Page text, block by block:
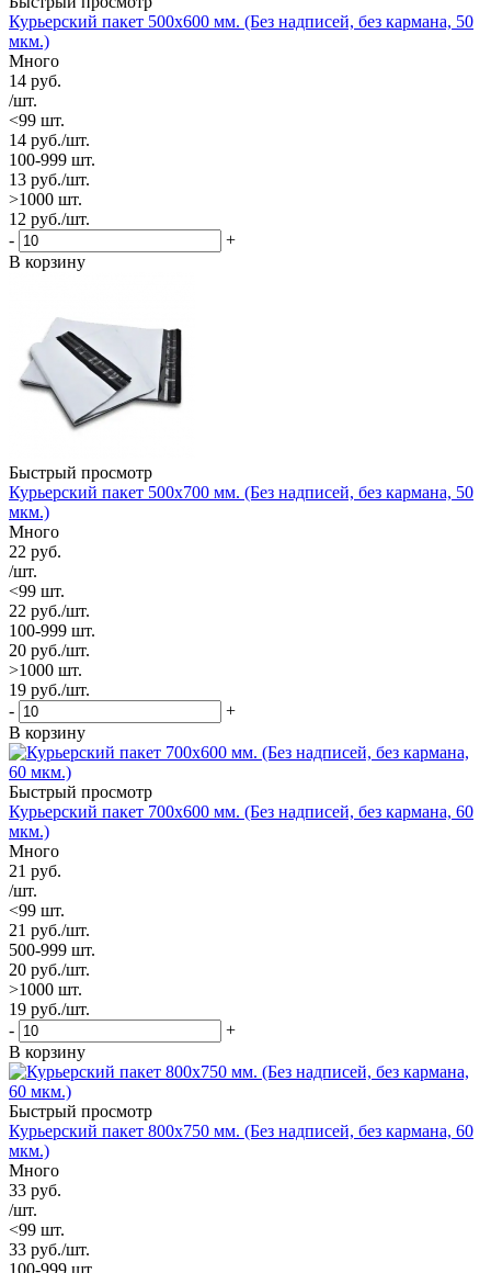
Курьерский пакет 500х600 мм. (Без надписей, без кармана, 50
мкм.)
Много
14 руб.
/шт.
<99 шт.
14 руб./шт.
100-999 шт.
13 руб./шт.
>1000 шт.
12 руб./шт.
-
+
В корзину
Быстрый просмотр
Курьерский пакет 500х700 мм. (Без надписей, без кармана, 50
мкм.)
Много
22 руб.
/шт.
<99 шт.
22 руб./шт.
100-999 шт.
20 руб./шт.
>1000 шт.
19 руб./шт.
-
+
В корзину
Быстрый просмотр
Курьерский пакет 700х600 мм. (Без надписей, без кармана, 60
мкм.)
Много
21 руб.
/шт.
<99 шт.
21 руб./шт.
500-999 шт.
20 руб./шт.
>1000 шт.
19 руб./шт.
-
+
В корзину
Быстрый просмотр
Курьерский пакет 800х750 мм. (Без надписей, без кармана, 60
мкм.)
Много
33 руб.
/шт.
<99 шт.
33 руб./шт.
100-999 шт.